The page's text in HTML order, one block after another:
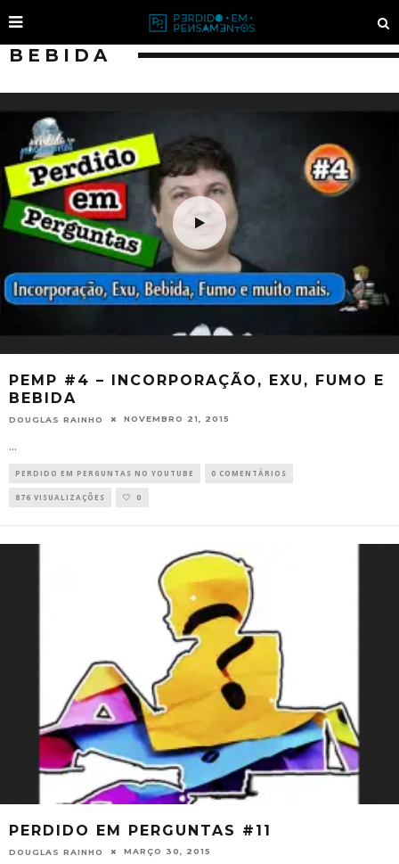
BEBIDA
PEMP #4 – INCORPORAÇÃO, EXU, FUMO E
BEBIDA
DOUGLAS RAINHO NOVEMBRO 21, 2015
...
PERDIDO EM PERGUNTAS NO YOUTUBE 0 COMENTÁRIOS
876 VISUALIZAÇÕES 0
PERDIDO EM PERGUNTAS #11
DOUGLAS RAINHO MARÇO 30, 2015